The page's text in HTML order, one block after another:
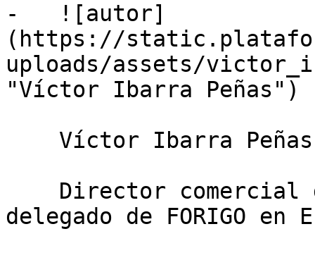
-   ![autor]
(https://
uploads/assets/
"Víctor Ibarra Peñas")
delegado de FORIGO en